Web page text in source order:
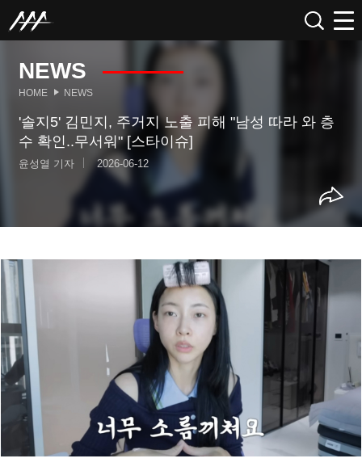
NEWS
HOME NEWS
'솔지5' 김민지, 주거지 노출 피해 "남성 따라 와 층
수 확인..무서워" [스타이슈]
윤성열 기자 2026-06-12